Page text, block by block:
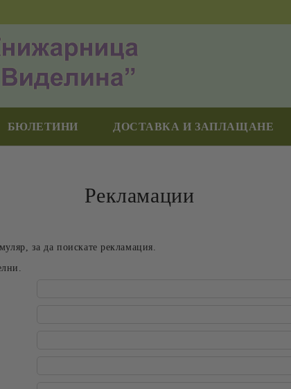
БЮЛЕТИНИ ДОСТАВКА И ЗАПЛАЩАНЕ
Рекламации
за да поискате рекламация.